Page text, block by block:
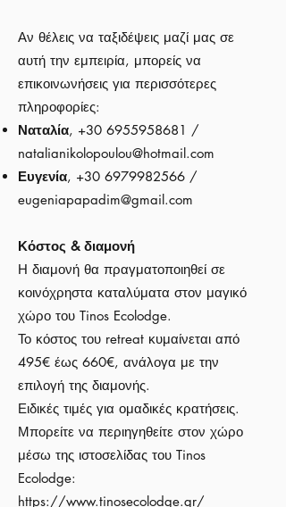
Αν θέλεις να ταξιδέψεις μαζί μας σε
αυτή την εμπειρία, μπορείς να
επικοινωνήσεις για περισσότερες
πληροφορίες:
Ναταλία, +30 6955958681 /
natalianikolopoulou@hotmail.com
Ευγενία, +30 6979982566 /
eugeniapapadim@gmail.com
Κόστος & διαμονή
Η διαμονή θα πραγματοποιηθεί σε
κοινόχρηστα καταλύματα στον μαγικό
χώρο του Tinos Ecolodge.
Το κόστος του retreat κυμαίνεται από
495€ έως 660€, ανάλογα με την
επιλογή της διαμονής.
Ειδικές τιμές για ομαδικές κρατήσεις.
Μπορείτε να περιηγηθείτε στον χώρο
μέσω της ιστοσελίδας του Tinos
Ecolodge:
https://www.tinosecolodge.gr/